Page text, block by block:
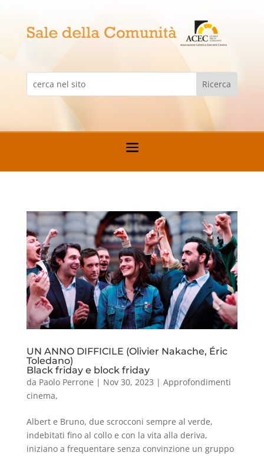
UN ANNO DIFFICILE (Olivier Nakache, Éric
Toledano)
Black friday e block friday
da Paolo Perrone | Nov 30, 2023 | Approfondimenti
cinema,
Albert e Bruno, due scrocconi sempre al verde,
indebitati fino al collo e con la vita alla deriva,
iniziano a frequentare senza convinzione un gruppo